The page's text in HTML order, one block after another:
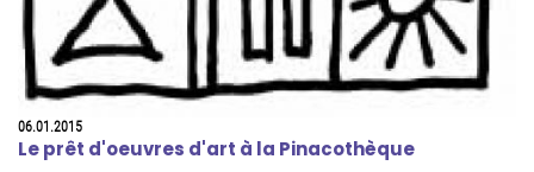
06.01.2015
Le prêt d'oeuvres d'art à la Pinacothèque